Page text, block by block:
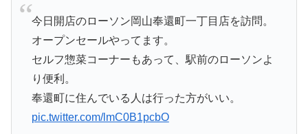
今日開店のローソン岡山奉還町一丁目店を訪問。
オープンセールやってます。
セルフ惣菜コーナーもあって、駅前のローソンよ
り便利。
奉還町に住んでいる人は行った方がいい。
pic.twitter.com/lmC0B1pcbO